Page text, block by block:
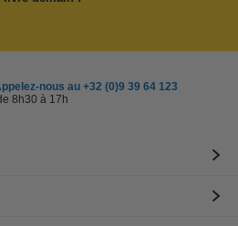
nous au +32 (0)9 39 64 123
8h30 à 17h